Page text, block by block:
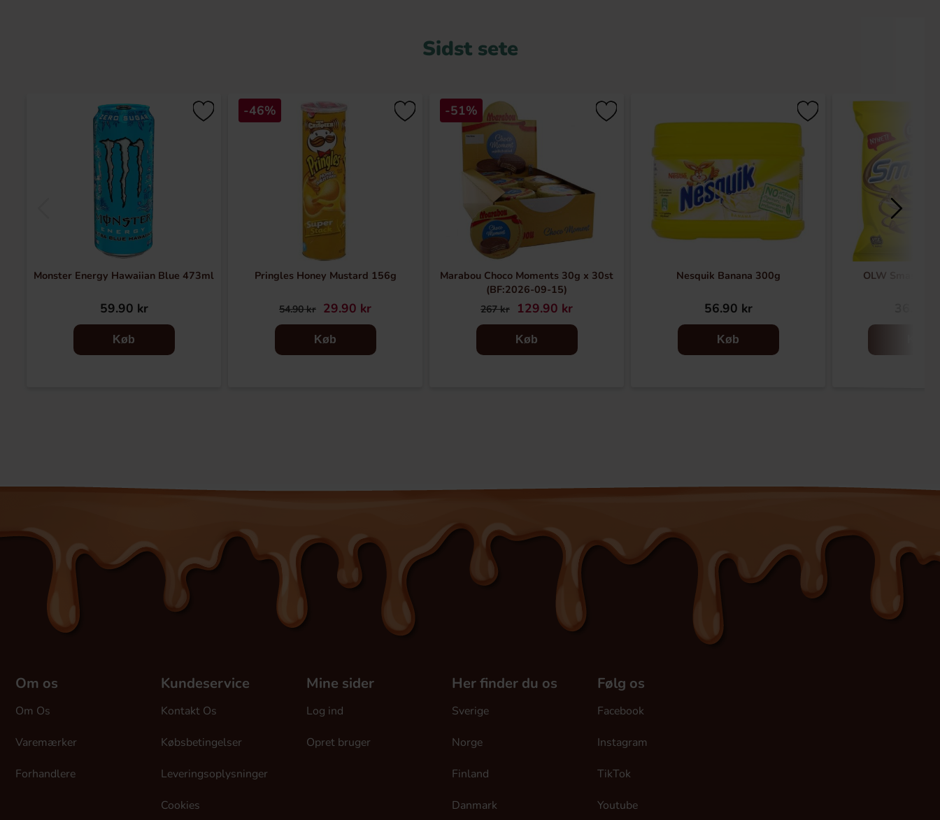
Sidst sete
Monster Energy Hawaiian Blue 473ml
59.90 kr
Køb
-46%
Pringles Honey Mustard 156g
54.90 kr 29.90 kr
Køb
-51%
Marabou Choco Moments 30g x 30st
(BF:2026-09-15)
267 kr 129.90 kr
Køb
Nesquik Banana 300g
56.90 kr
Køb
OLW Smash
Om os
Om Os
Varemærker
Forhandlere
Kundeservice
Kontakt Os
Købsbetingelser
Leveringsoplysninger
Cookies
Mine sider
Log ind
Opret bruger
Her finder du os
Sverige
Norge
Finland
Danmark
Følg os
Facebook
Instagram
TikTok
Youtube